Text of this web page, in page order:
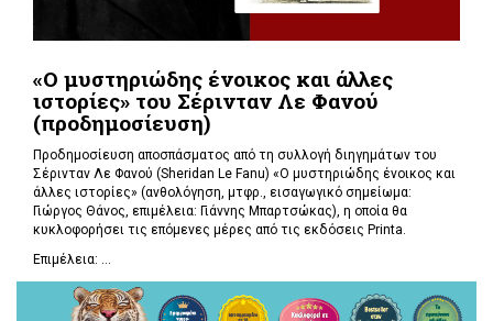
«Ο μυστηριώδης ένοικος και άλλες
ιστορίες» του Σέρινταν Λε Φανού
(προδημοσίευση)
Προδημοσίευση αποσπάσματος από τη συλλογή διηγημάτων του
Σέρινταν Λε Φανού (Sheridan Le Fanu) «Ο μυστηριώδης ένοικος και
άλλες ιστορίες» (ανθολόγηση, μτφρ., εισαγωγικό σημείωμα:
Γιώργος Θάνος, επιμέλεια: Γιάννης Μπαρτσώκας), η οποία θα
κυκλοφορήσει τις επόμενες μέρες από τις εκδόσεις Printa.
Επιμέλεια: ...